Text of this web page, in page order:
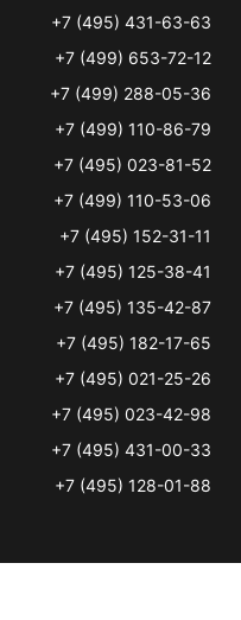
+7 (495) 431-63-63
+7 (499) 653-72-12
+7 (499) 288-05-36
+7 (499) 110-86-79
+7 (495) 023-81-52
+7 (499) 110-53-06
+7 (495) 152-31-11
+7 (495) 125-38-41
+7 (495) 135-42-87
+7 (495) 182-17-65
+7 (495) 021-25-26
+7 (495) 023-42-98
+7 (495) 431-00-33
+7 (495) 128-01-88